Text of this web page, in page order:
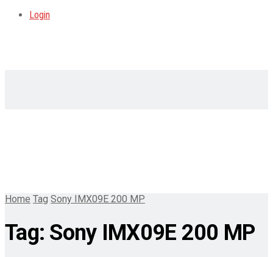
Login
Home Tag Sony IMX09E 200 MP
Tag: Sony IMX09E 200 MP